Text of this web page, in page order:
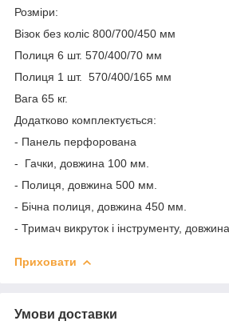
Розміри:
Візок без коліс 800/700/450 мм
Полиця 6 шт. 570/400/70 мм
Полиця 1 шт. 570/400/165 мм
Вага 65 кг.
Додатково комплектується:
- Панель перфорована
- Гачки, довжина 100 мм.
- Полиця, довжина 500 мм.
- Бічна полиця, довжина 450 мм.
- Тримач викруток і інструменту,
Приховати
Умови доставки